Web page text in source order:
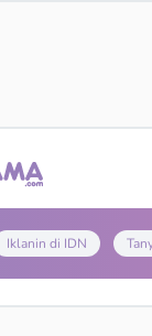
Iklanin di IDN